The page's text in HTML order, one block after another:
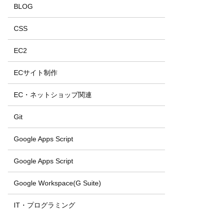
BLOG
CSS
EC2
ECサイト制作
EC・ネットショップ関連
Git
Google Apps Script
Google Apps Script
Google Workspace(G Suite)
IT・プログラミング